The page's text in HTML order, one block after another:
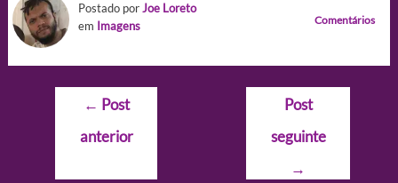
Postado porJoe Loreto
em Imagens Comentários
Navegação
Post
← Post
anterior
Post
seguinte
→